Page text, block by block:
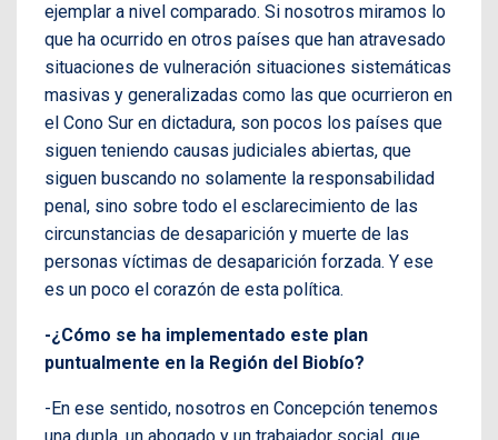
ejemplar a nivel comparado. Si nosotros miramos lo
que ha ocurrido en otros países que han atravesado
situaciones de vulneración situaciones sistemáticas
masivas y generalizadas como las que ocurrieron en
el Cono Sur en dictadura, son pocos los países que
siguen teniendo causas judiciales abiertas, que
siguen buscando no solamente la responsabilidad
penal, sino sobre todo el esclarecimiento de las
circunstancias de desaparición y muerte de las
personas víctimas de desaparición forzada. Y ese
es un poco el corazón de esta política.
-¿Cómo se ha implementado este plan
puntualmente en la Región del Biobío?
-En ese sentido, nosotros en Concepción tenemos